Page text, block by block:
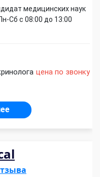
медицинских наук
Сб с 08:00 до 13:00
цена по звонку